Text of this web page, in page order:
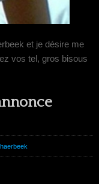
et je désire me
vos tel, gros bisous